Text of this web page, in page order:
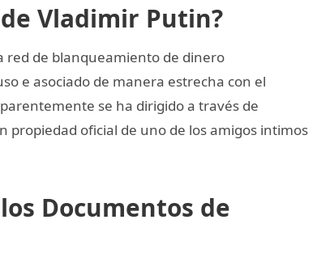
Vladimir Putin?
de blanqueamiento de dinero
e asociado de manera estrecha con el
se ha dirigido a través de
propiedad oficial de uno de los amigos intimos
Documentos de